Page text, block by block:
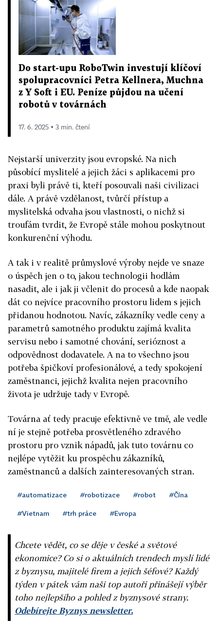
Do start-upu RoboTwin investují klíčoví
spolupracovníci Petra Kellnera, Muchna
z Y Soft i EU. Peníze půjdou na učení
robotů v továrnách
17. 6. 2025 ▪ 3 min. čtení
Nejstarší univerzity jsou evropské. Na nich
působící myslitelé a jejich žáci s aplikacemi pro
praxi byli právě ti, kteří posouvali naši civilizaci
dále. A právě vzdělanost, tvůrčí přístup a
myslitelská odvaha jsou vlastnosti, o nichž si
troufám tvrdit, že Evropě stále mohou poskytnout
konkurenční výhodu.
A tak i v realitě průmyslové výroby nejde ve snaze
o úspěch jen o to, jakou technologii hodlám
nasadit, ale i jak ji včlenit do procesů a kde naopak
dát co nejvíce pracovního prostoru lidem s jejich
přidanou hodnotou. Navíc, zákazníky vedle ceny a
parametrů samotného produktu zajímá kvalita
servisu nebo i samotné chování, serióznost a
odpovědnost dodavatele. A na to všechno jsou
potřeba špičkoví profesionálové, a tedy spokojení
zaměstnanci, jejichž kvalita nejen pracovního
života je udržuje tady v Evropě.
Továrna ať tedy pracuje efektivně ve tmě, ale vedle
ní je stejně potřeba prosvětleného zdravého
prostoru pro vznik nápadů, jak tuto továrnu co
nejlépe vytěžit ku prospěchu zákazníků,
zaměstnanců a dalších zainteresovaných stran.
#automatizace #robotizace #robot #Čína
#Vietnam #trh práce #Evropa
Chcete vědět, co se děje v české a světové
ekonomice? Co si o aktuálních trendech myslí lidé
z byznysu, majitelé firem a jejich šéfové? Každý
týden v pátek vám naši top autoři přinášejí výběr
toho nejlepšího a pohled z byznysové strany.
Odebírejte Byznys newsletter.